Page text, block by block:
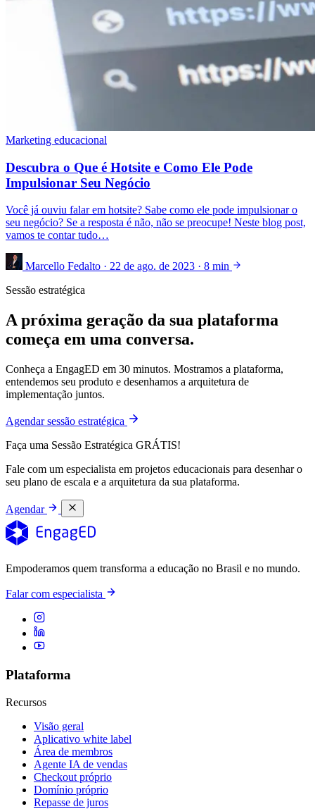
Marketing educacional
Descubra o Que é Hotsite e Como Ele Pode
Impulsionar Seu Negócio
Você já ouviu falar em hotsite? Sabe como ele pode impulsionar o
seu negócio? Se a resposta é não, não se preocupe! Neste blog post,
vamos te contar tudo…
Marcello Fedalto · 22 de ago. de 2023 · 8 min
Sessão estratégica
A próxima geração da sua plataforma
começa em uma conversa.
Conheça a EngagED em 30 minutos. Mostramos a plataforma,
entendemos seu produto e desenhamos a arquitetura de
implementação juntos.
Agendar sessão estratégica
Faça uma Sessão Estratégica GRÁTIS!
Fale com um especialista em projetos educacionais para desenhar o
seu plano de escala e a arquitetura da sua plataforma.
Agendar
Empoderamos quem transforma a educação no Brasil e no mundo.
Falar com especialista
Plataforma
Recursos
Visão geral
Aplicativo white label
Área de membros
Agente IA de vendas
Checkout próprio
Domínio próprio
Repasse de juros